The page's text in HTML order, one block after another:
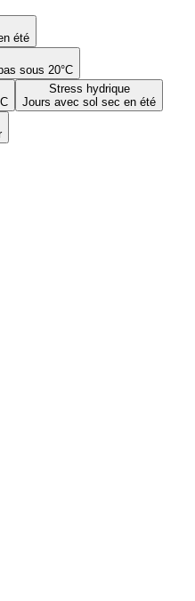
été
sous 20°C
Stress hydrique
Jours avec sol sec en été